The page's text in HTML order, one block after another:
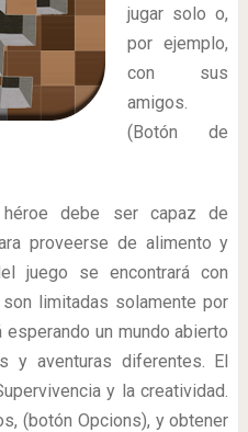
jugar solo o,
por ejemplo,
con sus
amigos.
(Botón de
debe ser capaz de
proveerse de alimento y
juego se encontrará con
limitadas solamente por
un mundo abierto
y aventuras diferentes. El
y la creatividad.
(botón Opcions), y obtener